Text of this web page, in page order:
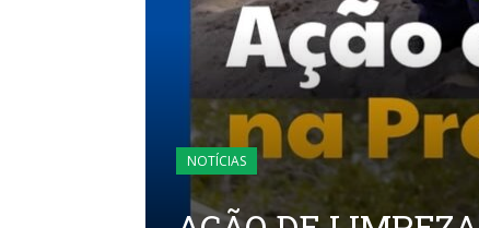
NOTÍCIAS